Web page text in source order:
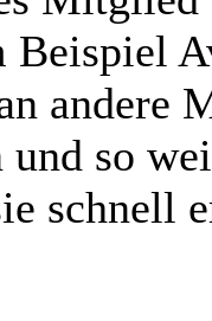
Beispiel
andere
und so
schnell